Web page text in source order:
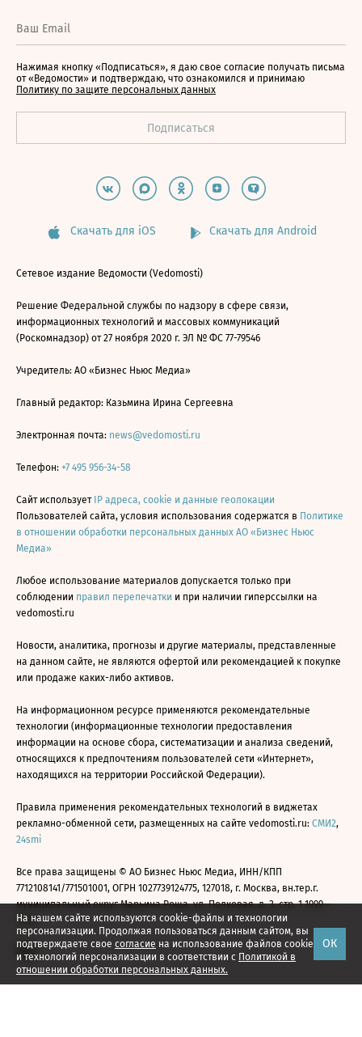
На нашем сайте используются cookie-файлы и технологии
персонализации. Продолжая пользоваться данным сайтом, вы
подтверждаете свое согласие на использование файлов cookie
и технологий персонализации в соответствии с Политикой в
отношении обработки персональных данных.
ОК
Нажимая кнопку «Подписаться», я даю свое согласие получать письма
от «Ведомости» и подтверждаю, что ознакомился и принимаю
Политику по защите персональных данных
Скачать для iOS Скачать для Android
Сетевое издание Ведомости (Vedomosti)
Решение Федеральной службы по надзору в сфере связи,
информационных технологий и массовых коммуникаций
(Роскомнадзор) от 27 ноября 2020 г. ЭЛ № ФС 77-79546
Учредитель: АО «Бизнес Ньюс Медиа»
Главный редактор: Казьмина Ирина Сергеевна
Электронная почта: news@vedomosti.ru
Телефон: +7 495 956-34-58
Сайт использует IP адреса, cookie и данные геолокации
Пользователей сайта, условия использования содержатся в Политике
в отношении обработки персональных данных АО «Бизнес Ньюс
Медиа»
Любое использование материалов допускается только при
соблюдении правил перепечатки и при наличии гиперссылки на
vedomosti.ru
Новости, аналитика, прогнозы и другие материалы, представленные
на данном сайте, не являются офертой или рекомендацией к покупке
или продаже каких-либо активов.
На информационном ресурсе применяются рекомендательные
технологии (информационные технологии предоставления
информации на основе сбора, систематизации и анализа сведений,
относящихся к предпочтениям пользователей сети «Интернет»,
находящихся на территории Российской Федерации).
Правила применения рекомендательных технологий в виджетах
рекламно-обменной сети, размещенных на сайте vedomosti.ru: СМИ2,
24smi
Все права защищены © АО Бизнес Ньюс Медиа, ИНН/КПП
7712108141/771501001, ОГРН 1027739124775, 127018, г. Москва, вн.тер.г.
муниципальный округ Марьина Роща, ул. Полковая, д. 3, стр. 1 1999—
2026